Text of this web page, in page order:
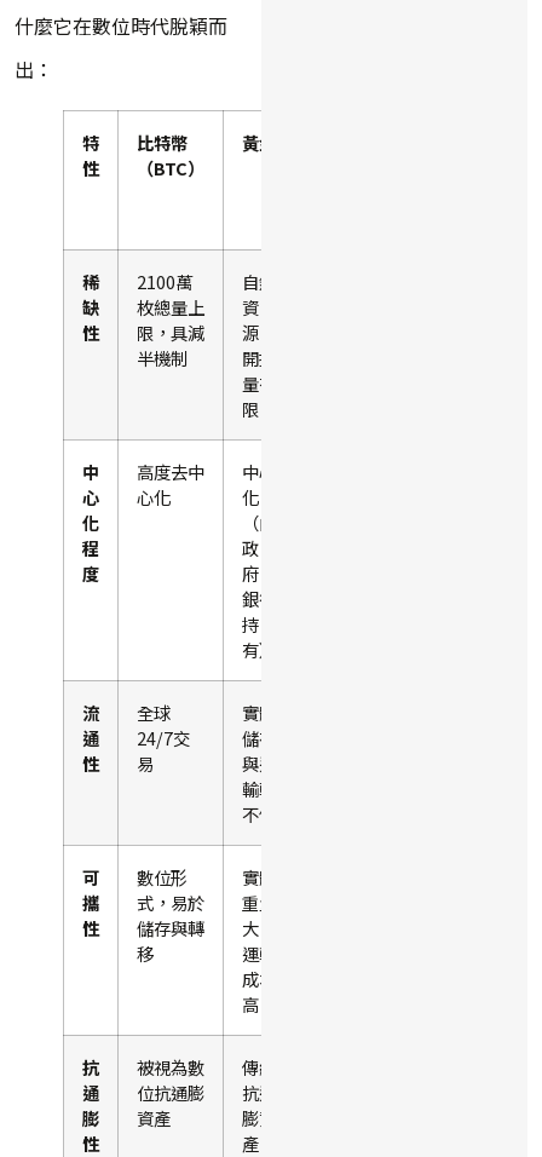
什麼它在數位時代脫穎而
出：
特
性
比特幣
（BTC）
黃金
稀
缺
性
2100萬
枚總量上
限，具減
半機制
自然
資
源，
開採
量有
限
中
心
化
程
度
高度去中
心化
中心
化
（由
政
府、
銀行
持
有）
流
通
性
全球
24/7交
易
實體
儲存
與運
輸較
不便
可
攜
性
數位形
式，易於
儲存與轉
移
實體
重量
大，
運輸
成本
高
抗
通
膨
性
被視為數
位抗通膨
資產
傳統
抗通
膨資
產